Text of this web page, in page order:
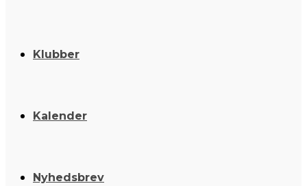
Klubber
Kalender
Nyhedsbrev